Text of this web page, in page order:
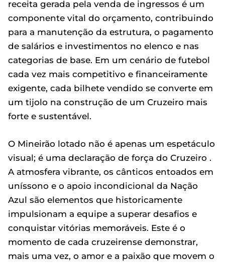
receita gerada pela venda de ingressos é um
componente vital do orçamento, contribuindo
para a manutenção da estrutura, o pagamento
de salários e investimentos no elenco e nas
categorias de base. Em um cenário de futebol
cada vez mais competitivo e financeiramente
exigente, cada bilhete vendido se converte em
um tijolo na construção de um Cruzeiro mais
forte e sustentável.
O Mineirão lotado não é apenas um espetáculo
visual; é uma declaração de força do Cruzeiro .
A atmosfera vibrante, os cânticos entoados em
uníssono e o apoio incondicional da Nação
Azul são elementos que historicamente
impulsionam a equipe a superar desafios e
conquistar vitórias memoráveis. Este é o
momento de cada cruzeirense demonstrar,
mais uma vez, o amor e a paixão que movem o